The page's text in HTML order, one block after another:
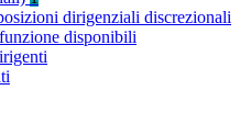
dirigenziali discrezionali
disponibili